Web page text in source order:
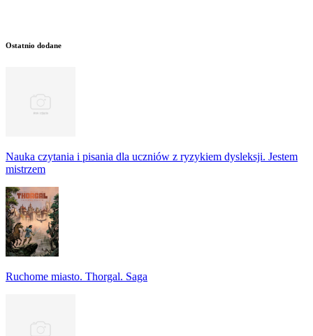
Ostatnio dodane
Nauka czytania i pisania dla uczniów z ryzykiem dysleksji. Jestem
mistrzem
Ruchome miasto. Thorgal. Saga